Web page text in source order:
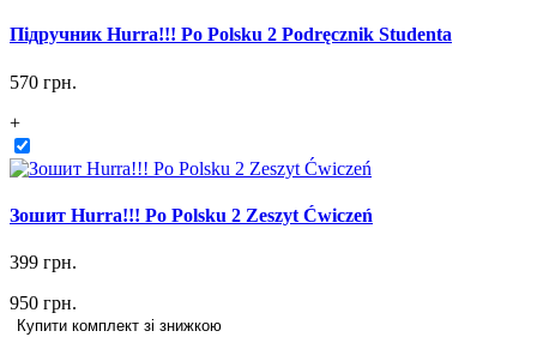
Підручник Hurra!!! Po Polsku 2 Podręcznik Studenta
570 грн.
+
Зошит Hurra!!! Po Polsku 2 Zeszyt Ćwiczeń
399 грн.
950 грн.
Купити комплект зі знижкою